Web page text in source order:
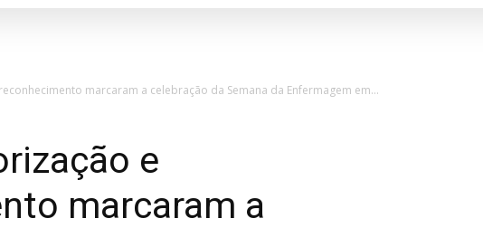
marcaram a celebração da Semana da Enfermagem em...
e
marcaram a